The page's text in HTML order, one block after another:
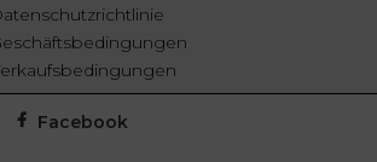
Facebook